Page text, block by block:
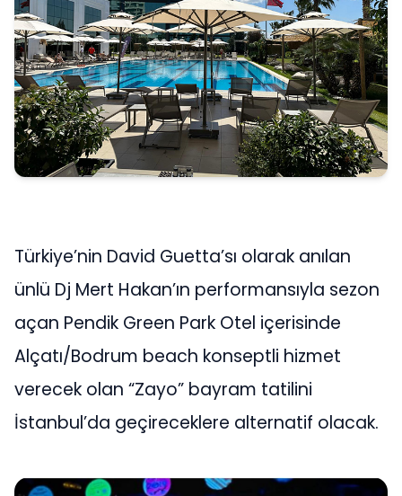
Türkiye’nin David Guetta’sı olarak anılan
ünlü Dj Mert Hakan’ın performansıyla sezon
açan Pendik Green Park Otel içerisinde
Alçatı/Bodrum beach konseptli hizmet
verecek olan “Zayo” bayram tatilini
İstanbul’da geçireceklere alternatif olacak.